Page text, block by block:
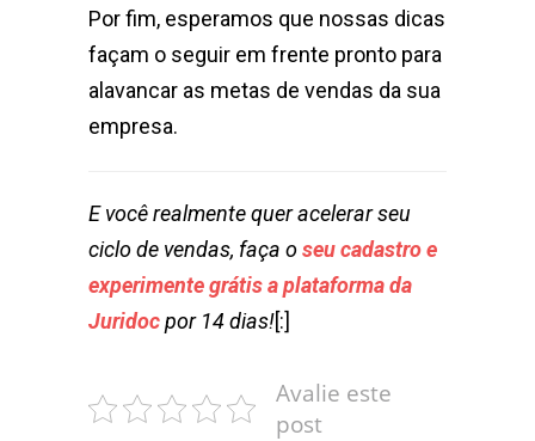
Por fim, esperamos que nossas dicas
façam o seguir em frente pronto para
alavancar as metas de vendas da sua
empresa.
E você realmente quer acelerar seu
ciclo de vendas, faça oseu cadastro e
experimente grátis a plataforma da
Juridocpor 14 dias![:]
Avalie este
post